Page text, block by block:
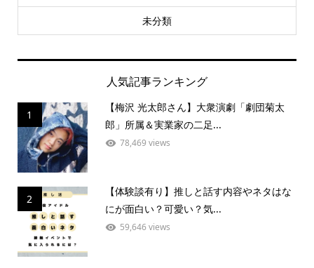
未分類
人気記事ランキング
1
【梅沢 光太郎さん】大衆演劇「劇団菊太
郎」所属＆実業家の二足...
78,469 views
2
【体験談有り】推しと話す内容やネタはな
にが面白い？可愛い？気...
59,646 views